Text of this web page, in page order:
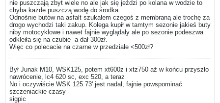
nie puszczają zbyt wiele no ale jak się jeździ po kolana w wodzie to
chyba każde puszczą wodę do środka.
Odnośnie butów na asfalt szukałem czegoś z membraną ale trochę za
drogo wychodzi taki zakup. Kolega kupił w tamtym sezonie jakieś buty
niby motocyklowe i nawet fajnie wyglądały ale po sezonie podeszwa
odkleiła się na czubie a dał 300zł.
Więc co polecacie na czarne w przedziale <500zł?
Był Junak M10, WSK125, potem xt600z i xtz750 aż w końcu przyszło
nawrócenie, lc4 620 sc, exc 520, a teraz
No i oczywiście WSK 125 73' jest nadal, fajnie powspominać
szczeniackie czasy
sigpic